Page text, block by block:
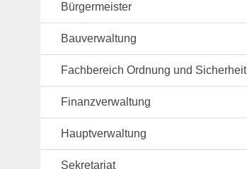
Bürgermeister
Bauverwaltung
Fachbereich Ordnung und Sicherheit
Finanzverwaltung
Hauptverwaltung
Sekretariat